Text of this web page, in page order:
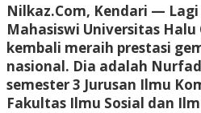
Nilkaz.Com, Kendari — Lagi
Mahasiswi Universitas Halu
kembali meraih prestasi
nasional. Dia adalah
semester 3 Jurusan Ilmu
Fakultas Ilmu Sosial dan